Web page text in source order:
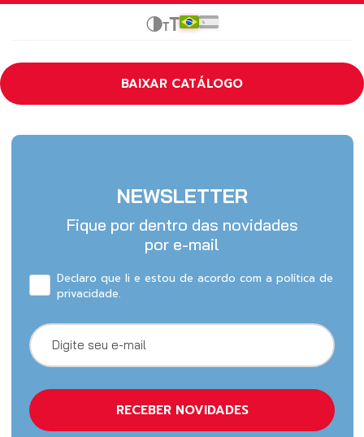
BAIXAR CATÁLOGO
NEWSLETTER
Fique por dentro das novidades
por e-mail
Declaro que li e estou de acordo com a política de
privacidade.